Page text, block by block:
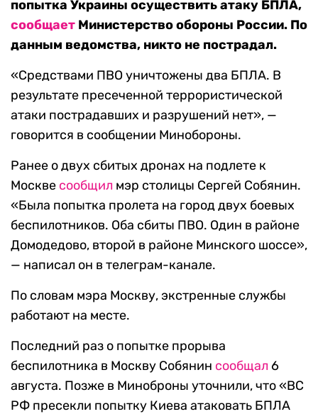
попытка Украины осуществить атаку БПЛА,
сообщает Министерство обороны России. По
данным ведомства, никто не пострадал.
«Средствами ПВО уничтожены два БПЛА. В
результате пресеченной террористической
атаки пострадавших и разрушений нет», —
говорится в сообщении Минобороны.
Ранее о двух сбитых дронах на подлете к
Москве сообщил мэр столицы Сергей Собянин.
«Была попытка пролета на город двух боевых
беспилотников. Оба сбиты ПВО. Один в районе
Домодедово, второй в районе Минского шоссе»,
— написал он в телеграм-канале.
По словам мэра Москву, экстренные службы
работают на месте.
Последний раз о попытке прорыва
беспилотника в Москву Собянин сообщал 6
августа. Позже в Миноброны уточнили, что «ВС
РФ пресекли попытку Киева атаковать БПЛА